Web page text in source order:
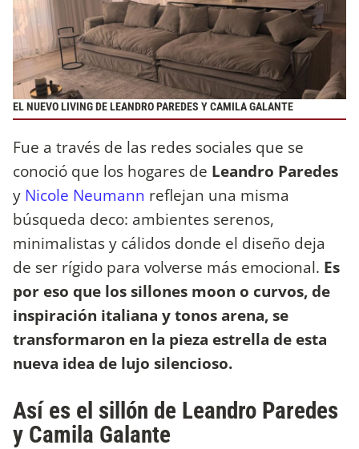
EL NUEVO LIVING DE LEANDRO PAREDES Y CAMILA GALANTE
Fue a través de las redes sociales que se
conoció que los hogares de Leandro Paredes
y Nicole Neumann reflejan una misma
búsqueda deco: ambientes serenos,
minimalistas y cálidos donde el diseño deja
de ser rígido para volverse más emocional. Es
por eso que los sillones moon o curvos, de
inspiración italiana y tonos arena, se
transformaron en la pieza estrella de esta
nueva idea de lujo silencioso.
Así es el sillón de Leandro Paredes
y Camila Galante